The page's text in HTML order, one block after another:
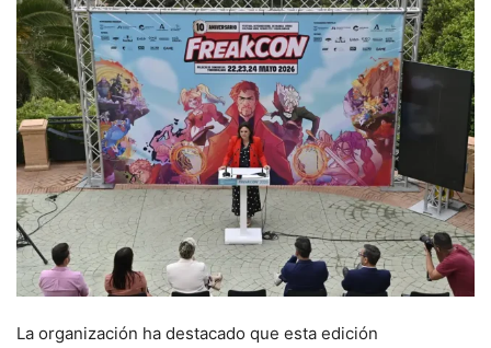
La organización ha destacado que esta edición